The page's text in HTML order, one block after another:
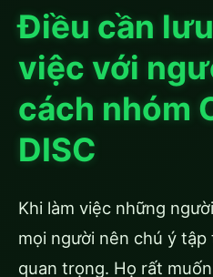
Điều cần
việc với
cách nhóm
DISC
Khi làm việc những
mọi người nên chú ý
quan trọng. Họ rất